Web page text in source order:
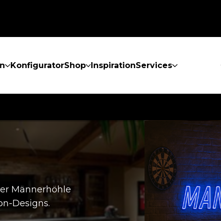
KonfiguratorShop InspirationServices
Männerhöhle
Designs.